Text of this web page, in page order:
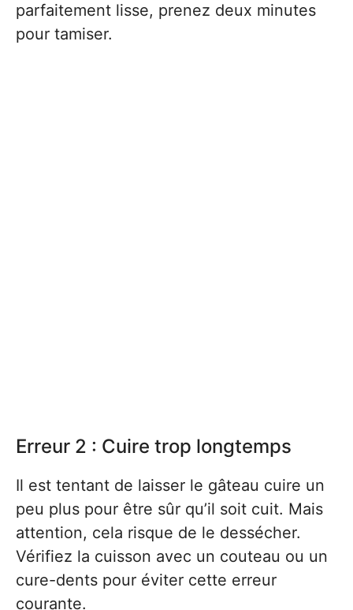
parfaitement lisse, prenez deux minutes
pour tamiser.
Erreur 2 : Cuire trop longtemps
Il est tentant de laisser le gâteau cuire un
peu plus pour être sûr qu’il soit cuit. Mais
attention, cela risque de le dessécher.
Vérifiez la cuisson avec un couteau ou un
cure-dents pour éviter cette erreur
courante.